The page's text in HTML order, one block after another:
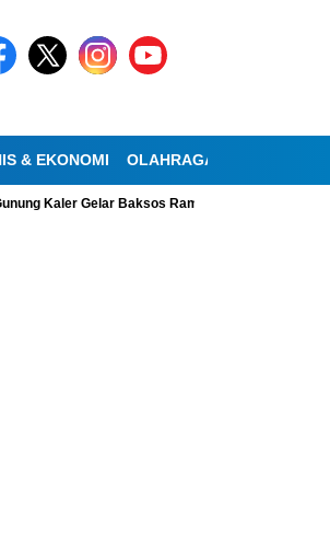
& EKONOMI OLAHRAGA
Kaler Gelar Baksos Ramadan, Bantu Lansia